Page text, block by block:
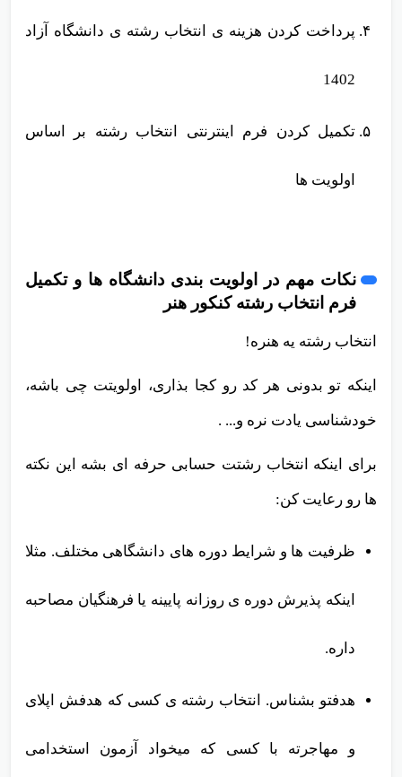
پرداخت کردن هزینه ی انتخاب رشته ی دانشگاه آزاد
1402
تکمیل کردن فرم اینترنتی انتخاب رشته بر اساس
اولویت ها
نکات مهم در اولویت بندی دانشگاه ها و تکمیل
فرم انتخاب رشته کنکور هنر
انتخاب رشته یه هنره!
اینکه تو بدونی هر کد رو کجا بذاری، اولویتت چی باشه،
خودشناسی یادت نره و... .
برای اینکه انتخاب رشتت حسابی حرفه ای بشه این نکته
ها رو رعایت کن:
ظرفیت ها و شرایط دوره های دانشگاهی مختلف. مثلا
اینکه پذیرش دوره ی روزانه پایینه یا فرهنگیان مصاحبه
داره.
هدفتو بشناس. انتخاب رشته ی کسی که هدفش اپلای
و مهاجرته با کسی که میخواد آزمون استخدامی